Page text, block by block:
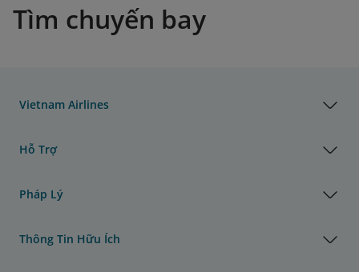
Tìm chuyến bay
Vietnam Airlines
Hỗ Trợ
Pháp Lý
Thông Tin Hữu Ích